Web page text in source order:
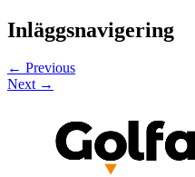
Inläggsnavigering
← Previous
Next →